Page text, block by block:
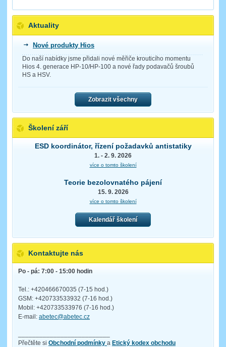
Aktuality
Nové produkty Hios
Do naší nabídky jsme přidali nové měřiče krouticího momentu
Hios 4. generace HP-10/HP-100 a nové řady podavačů šroubů
HS a HSV.
Zobrazit všechny
Školení září
ESD koordinátor, řízení požadavků antistatiky
1. - 2. 9. 2026
více o tomto školení
Teorie bezolovnatého pájení
15. 9. 2026
více o tomto školení
Kalendář školení
Kontaktujte nás
Po - pá: 7:00 - 15:00 hodin
Tel.: +420466670035 (7-15 hod.)
GSM: +420733533932 (7-16 hod.)
Mobil: +420733533976 (7-16 hod.)
E-mail: abetec@abetec.cz
Přečtěte si Obchodní podmínky a Etický kodex obchodu